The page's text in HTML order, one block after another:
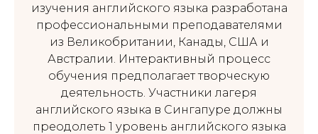
изучения английского языка разработана
профессиональными преподавателями
из Великобритании, Канады, США и
Австралии. Интерактивный процесс
обучения предполагает творческую
деятельность. Участники лагеря
английского языка в Сингапуре должны
преодолеть 1 уровень английского языка